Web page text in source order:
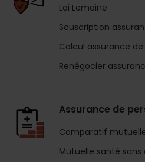
Loi Lemoine
Souscription
Calcul assurance
Renégocier
Assurance de
Comparatif
Mutuelle santé